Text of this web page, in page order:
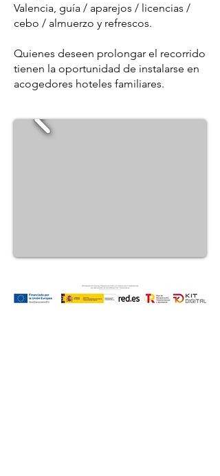
Valencia, guía / aparejos / licencias /
cebo / almuerzo y refrescos.
Quienes deseen prolongar el recorrido
tienen la oportunidad de instalarse en
acogedores hoteles familiares.